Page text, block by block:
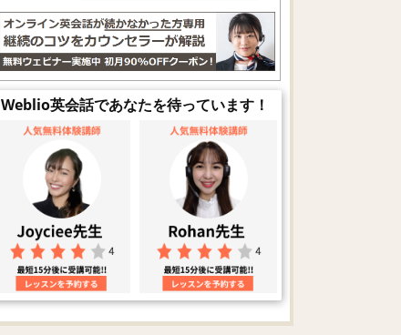
Weblio英会話であなたを待っています！